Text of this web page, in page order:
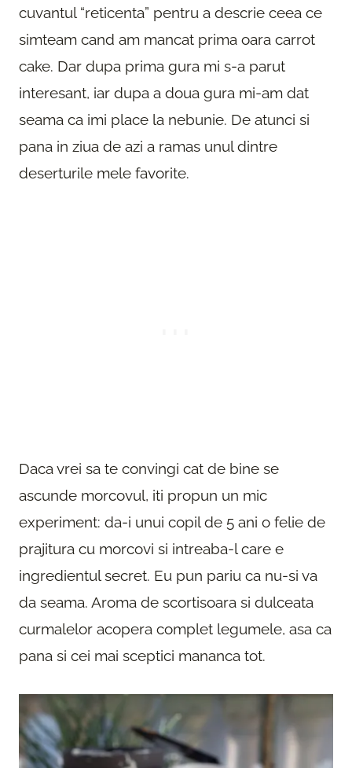
cuvantul “reticenta” pentru a descrie ceea ce
simteam cand am mancat prima oara carrot
cake. Dar dupa prima gura mi s-a parut
interesant, iar dupa a doua gura mi-am dat
seama ca imi place la nebunie. De atunci si
pana in ziua de azi a ramas unul dintre
deserturile mele favorite.
Daca vrei sa te convingi cat de bine se
ascunde morcovul, iti propun un mic
experiment: da-i unui copil de 5 ani o felie de
prajitura cu morcovi si intreaba-l care e
ingredientul secret. Eu pun pariu ca nu-si va
da seama. Aroma de scortisoara si dulceata
curmalelor acopera complet legumele, asa ca
pana si cei mai sceptici mananca tot.